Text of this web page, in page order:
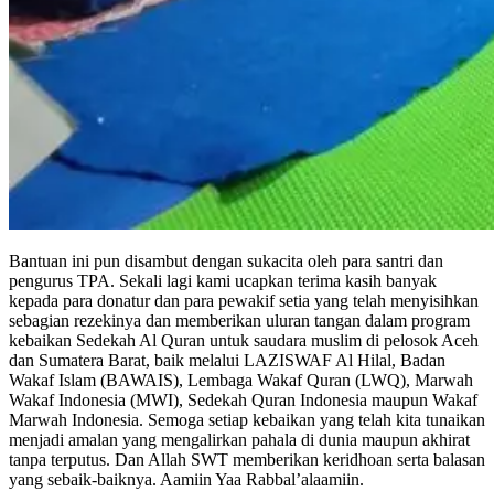
Bantuan ini pun disambut dengan sukacita oleh para santri dan
pengurus TPA. Sekali lagi kami ucapkan terima kasih banyak
kepada para donatur dan para pewakif setia yang telah menyisihkan
sebagian rezekinya dan memberikan uluran tangan dalam program
kebaikan Sedekah Al Quran untuk saudara muslim di pelosok Aceh
dan Sumatera Barat, baik melalui LAZISWAF Al Hilal, Badan
Wakaf Islam (BAWAIS), Lembaga Wakaf Quran (LWQ), Marwah
Wakaf Indonesia (MWI), Sedekah Quran Indonesia maupun Wakaf
Marwah Indonesia. Semoga setiap kebaikan yang telah kita tunaikan
menjadi amalan yang mengalirkan pahala di dunia maupun akhirat
tanpa terputus. Dan Allah SWT memberikan keridhoan serta balasan
yang sebaik-baiknya. Aamiin Yaa Rabbal’alaamiin.